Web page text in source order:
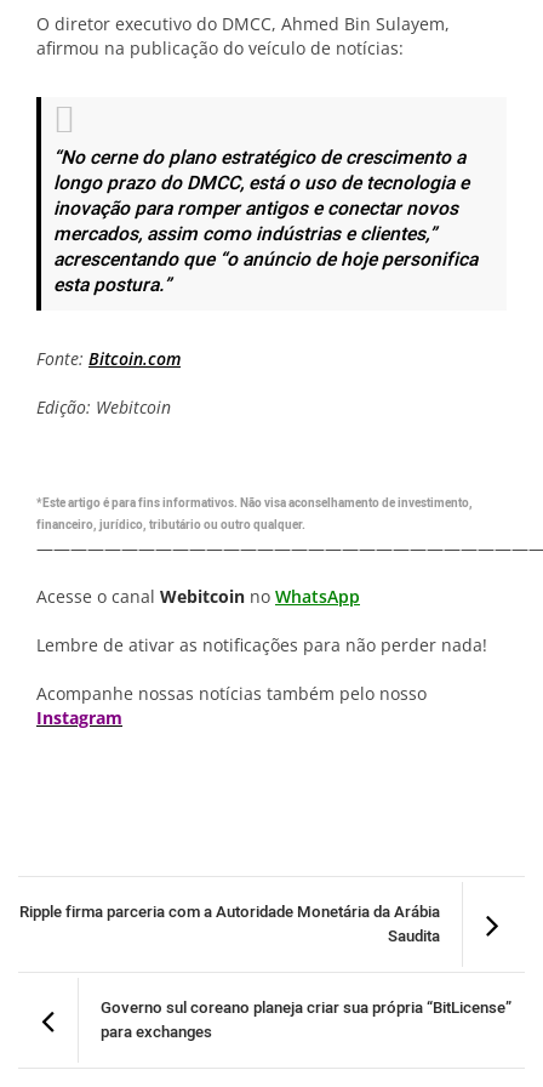
O diretor executivo do DMCC, Ahmed Bin Sulayem,
afirmou na publicação do veículo de notícias:
“No cerne do plano estratégico de crescimento a
longo prazo do DMCC, está o uso de tecnologia e
inovação para romper antigos e conectar novos
mercados, assim como indústrias e clientes,”
acrescentando que“o anúncio de hoje personifica
esta postura.”
Fonte: Bitcoin.com
Edição: Webitcoin
*Este artigo é para fins informativos. Não visa aconselhamento de investimento,
financeiro, jurídico, tributário ou outro qualquer.
Acesse o canal Webitcoin no WhatsApp
Lembre de ativar as notificações para não perder nada!
Acompanhe nossas notícias também pelo nosso
Instagram
Ripple firma parceria com a Autoridade Monetária da Arábia
Saudita
Governo sul coreano planeja criar sua própria “BitLicense”
para exchanges